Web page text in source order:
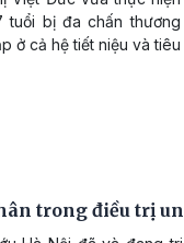
tuổi bị đa chấn
ở cả hệ tiết niệu và tiêu
trong điều trị